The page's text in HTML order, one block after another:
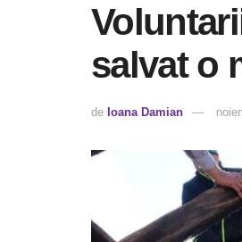
salvat o
de Ioana Damian